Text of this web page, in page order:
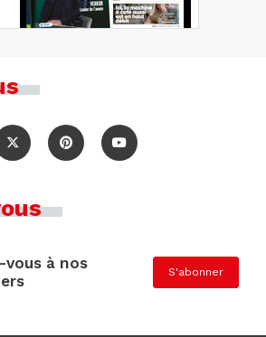
vous à nos
S'abonner